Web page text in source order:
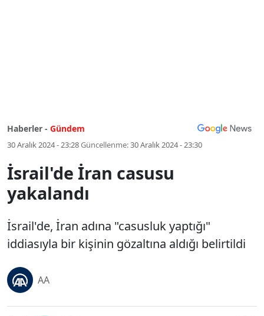
Haberler - Gündem
30 Aralık 2024 - 23:28Güncellenme:30 Aralık 2024 - 23:30
İsrail'de İran casusu
yakalandı
İsrail'de, İran adına "casusluk yaptığı"
iddiasıyla bir kişinin gözaltına aldığı belirtildi
AA